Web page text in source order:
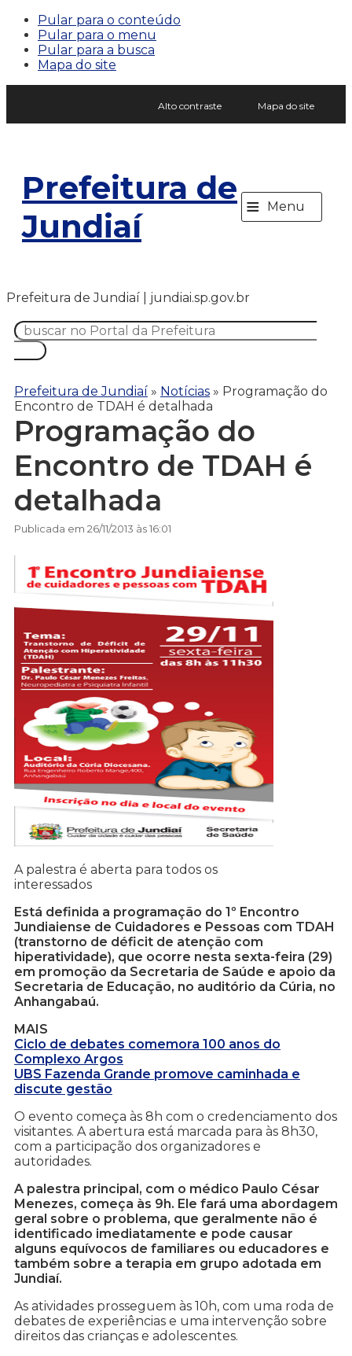
Pular para o conteúdo
Pular para o menu
Pular para a busca
Mapa do site
Alto contraste Mapa do site
Prefeitura de
Jundiaí
≡ Menu
Prefeitura de Jundiaí | jundiai.sp.gov.br
Prefeitura de Jundiaí » Notícias » Programação do
Encontro de TDAH é detalhada
Programação do
Encontro de TDAH é
detalhada
Publicada em 26/11/2013 às 16:01
A palestra é aberta para todos os
interessados
Está definida a programação do 1º Encontro
Jundiaiense de Cuidadores e Pessoas com TDAH
(transtorno de déficit de atenção com
hiperatividade), que ocorre nesta sexta-feira (29)
em promoção da Secretaria de Saúde e apoio da
Secretaria de Educação, no auditório da Cúria, no
Anhangabaú.
MAIS
Ciclo de debates comemora 100 anos do
Complexo Argos
UBS Fazenda Grande promove caminhada e
discute gestão
O evento começa às 8h com o credenciamento dos
visitantes. A abertura está marcada para às 8h30,
com a participação dos organizadores e
autoridades.
A palestra principal, com o médico Paulo César
Menezes, começa às 9h. Ele fará uma abordagem
geral sobre o problema, que geralmente não é
identificado imediatamente e pode causar
alguns equívocos de familiares ou educadores e
também sobre a terapia em grupo adotada em
Jundiaí.
As atividades prosseguem às 10h, com uma roda de
debates de experiências e uma intervenção sobre
direitos das crianças e adolescentes.